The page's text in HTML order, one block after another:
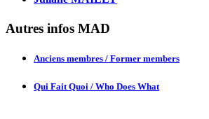
Autres infos MAD
Anciens membres / Former members
Qui Fait Quoi / Who Does What